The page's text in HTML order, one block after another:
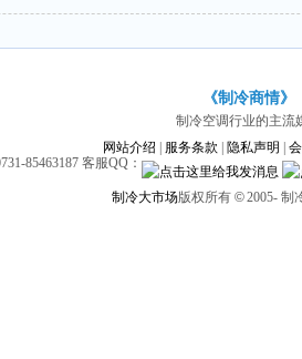
《制冷商情》
制冷空调行业的主流
网站介绍
服务条款 隐私声明
85463187 客服QQ：
制冷大市场版权所有 ©2005-制